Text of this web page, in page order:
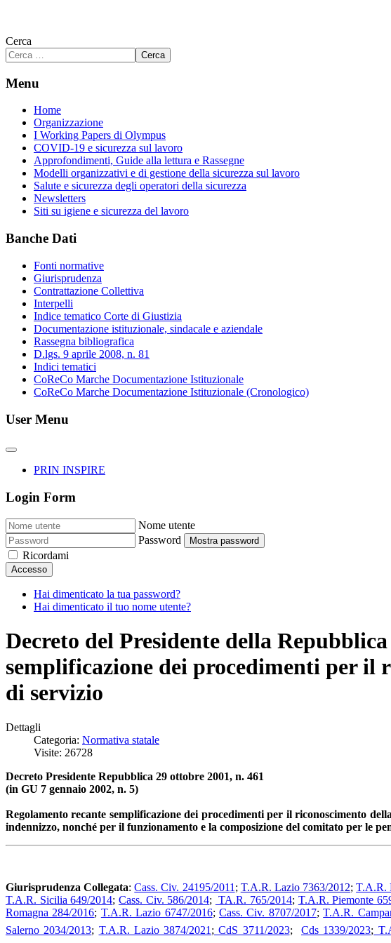
Cerca
Cerca
Menu
Home
Organizzazione
I Working Papers di Olympus
COVID-19 e sicurezza sul lavoro
Approfondimenti, Guide alla lettura e Rassegne
Modelli organizzativi e di gestione della sicurezza sul lavoro
Salute e sicurezza degli operatori della sicurezza
Newsletters
Siti su igiene e sicurezza del lavoro
Banche Dati
Fonti normative
Giurisprudenza
Contrattazione Collettiva
Interpelli
Indice tematico Corte di Giustizia
Documentazione istituzionale, sindacale e aziendale
Rassegna bibliografica
D.lgs. 9 aprile 2008, n. 81
Indici tematici
CoReCo Marche Documentazione Istituzionale
CoReCo Marche Documentazione Istituzionale (Cronologico)
User Menu
PRIN INSPIRE
Login Form
Nome utente
Password
Mostra password
Ricordami
Accesso
Hai dimenticato la tua password?
Hai dimenticato il tuo nome utente?
Decreto del Presidente della
semplificazione dei procedimenti per il
di servizio
Dettagli
Categoria: Normativa statale
Visite: 26728
Decreto Presidente Repubblica 29 ottobre 2001, n. 461
(in GU 7 gennaio 2002, n. 5)
Regolamento recante semplificazione dei procedimenti per il riconoscimento
indennizzo, nonché per il funzionamento e la composizione del comitato per le
Giurisprudenza Collegata:Cass. Civ. 24195/2011 ; T.A.R. Lazio 7363/2012;T.A.R.
T.A.R. Sicilia 649/2014; Cass. Civ. 586/2014; TA.R. 765/2014; T.A.R. Piemonte
Romagna 284/2016; T.A.R. Lazio 6747/2016;Cass. Civ. 8707/2017;T.A.R.
Salerno 2034/2013; T.A.R. Lazio 3874/2021 ; CdS 3711/2023; Cds 1339/2023;